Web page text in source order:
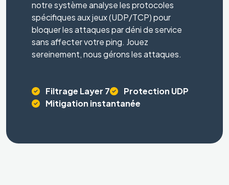
notre système analyse les protocoles
spécifiques aux jeux (UDP/TCP) pour
bloquer les attaques par déni de service
sans affecter votre ping. Jouez
sereinement, nous gérons les attaques.
Filtrage Layer 7
Protection UDP
Mitigation instantanée